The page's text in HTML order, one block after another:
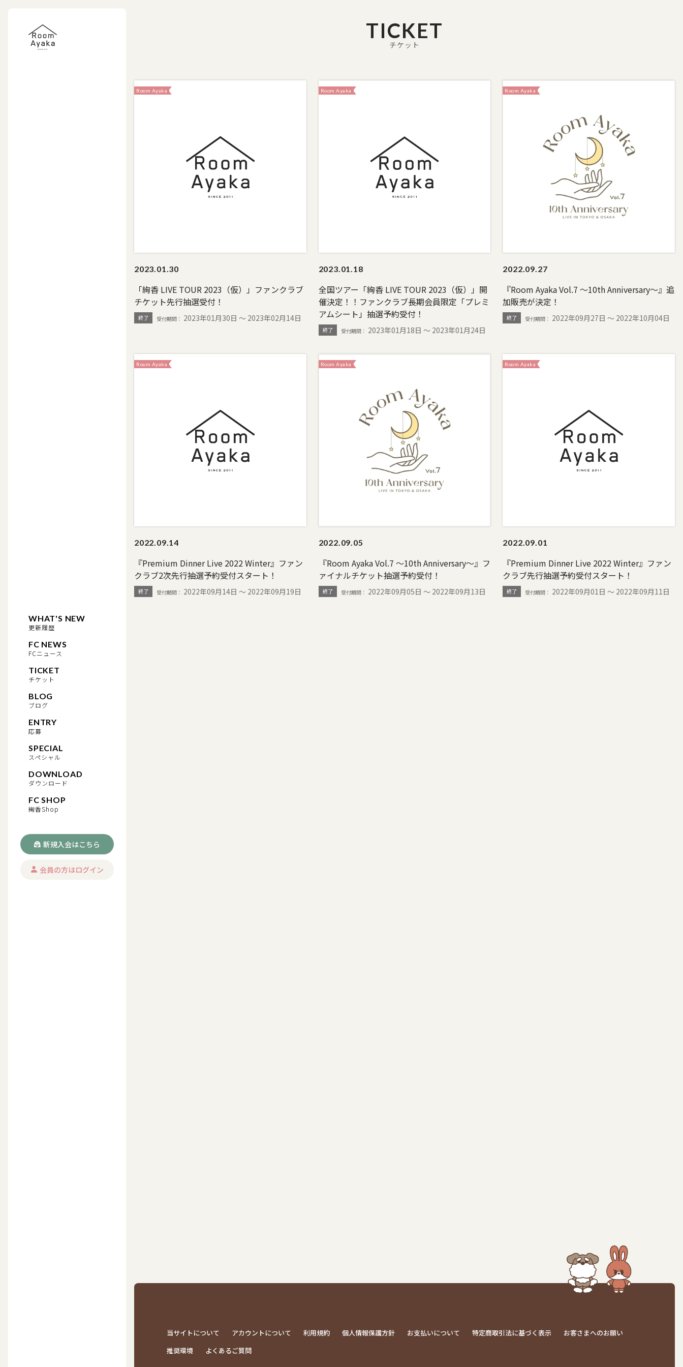
WHAT'S NEW
更新履歴
FC NEWS
FCニュース
TICKET
チケット
BLOG
ブログ
ENTRY
応募
SPECIAL
スペシャル
DOWNLOAD
ダウンロード
FC SHOP
絢香Shop
新規入会はこちら
会員の方はログイン
TICKET
チケット
Room Ayaka
2023. 01.30
「絢香 LIVE TOUR 2023（仮）」ファンクラブ
チケット先行抽選受付！
終了 2023年01月30日 〜 2023年02月14日
Room Ayaka
2023. 01.18
全国ツアー「絢香 LIVE TOUR 2023（仮）」開
催決定！！ファンクラブ長期会員限定「プレミ
アムシート」抽選予約受付！
終了 2023年01月18日 〜 2023年01月24日
Room Ayaka
2022. 09.27
『Room Ayaka Vol.7 ～10th Anniversary～』追
加販売が決定！
終了 2022年09月27日 〜 2022年10月04日
Room Ayaka
2022. 09.14
『Premium Dinner Live 2022 Winter』ファン
クラブ2次先行抽選予約受付スタート！
終了 2022年09月14日 〜 2022年09月19日
Room Ayaka
2022. 09.05
『Room Ayaka Vol.7 ～10th Anniversary～』フ
ァイナルチケット抽選予約受付！
終了 2022年09月05日 〜 2022年09月13日
Room Ayaka
2022. 09.01
『Premium Dinner Live 2022 Winter』ファン
クラブ先行抽選予約受付スタート！
終了 2022年09月01日 〜 2022年09月11日
当サイトについて アカウントについて 利用規約 個人情報保護方針 お支払いについて 特定商取引法に基づく表示
お客さまへのお願い
推奨環境
よくあるご質問